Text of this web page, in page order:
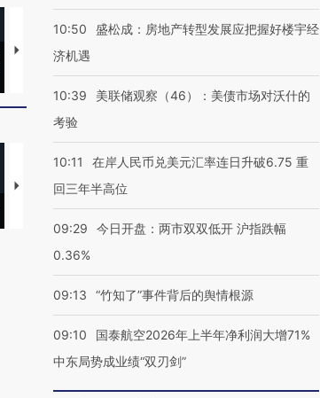
马航飞行员跨国走私7万
【推广】走进第四届链博
10:50
盛松成：房地产转型发展应把握好楼宇经
济机遇
10:39
美联储观察（46）：美债市场对沃什的
考验
10:11
在岸人民币兑美元汇率连日升破6.75 重
回三年半高位
09:29
今日开盘：两市双双低开 沪指跌幅
0.36%
09:13 “竹知了”事件背后的舆情根源
09:10
国泰航空2026年上半年净利润大增71%
中东局势成业绩“双刃剑”